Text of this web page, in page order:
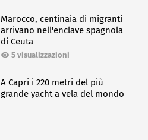
Marocco, centinaia di migranti
arrivano nell'enclave spagnola
di Ceuta
5 visualizzazioni
A Capri i 220 metri del più
grande yacht a vela del mondo